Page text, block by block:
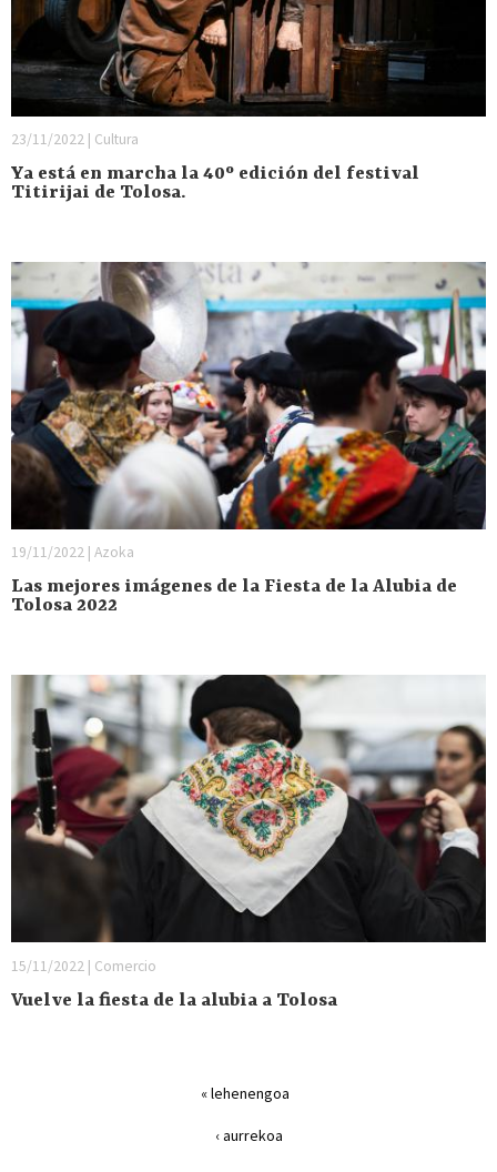
23/11/2022 | Cultura
Ya está en marcha la 40º edición del festival
Titirijai de Tolosa.
19/11/2022 | Azoka
Las mejores imágenes de la Fiesta de la Alubia de
Tolosa 2022
15/11/2022 | Comercio
Vuelve la fiesta de la alubia a Tolosa
« lehenengoa
‹ aurrekoa